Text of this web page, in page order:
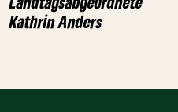
Kathrin Anders